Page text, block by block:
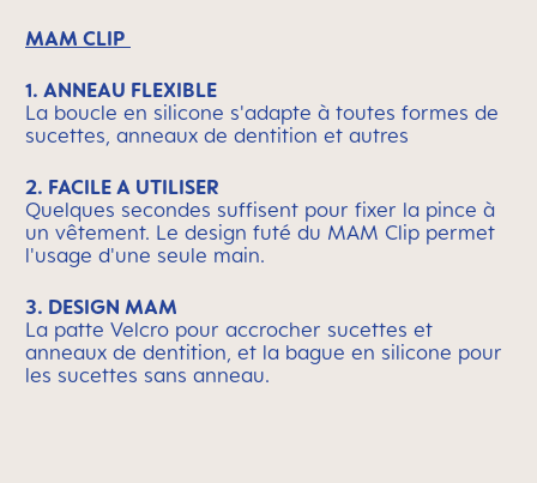
MAM CLIP
1. ANNEAU FLEXIBLE
La boucle en silicone s'adapte à toutes formes de
sucettes, anneaux de dentition et autres
2. FACILE A UTILISER
Quelques secondes suffisent pour fixer la pince à
un vêtement. Le design futé du MAM Clip permet
l'usage d'une seule main.
3. DESIGN MAM
La patte Velcro pour accrocher sucettes et
anneaux de dentition, et la bague en silicone pour
les sucettes sans anneau.